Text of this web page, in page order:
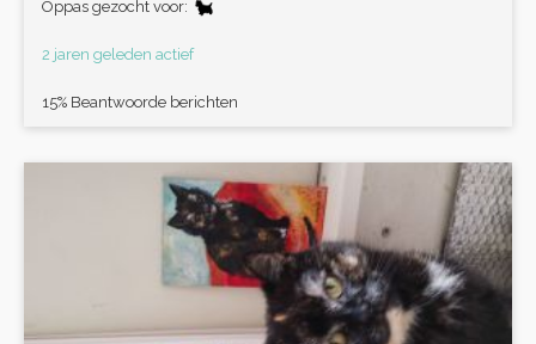
Oppas gezocht voor:
2 jaren geleden actief
15% Beantwoorde berichten